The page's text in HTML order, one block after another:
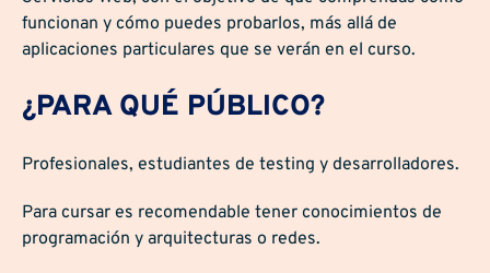
funcionan y cómo puedes probarlos, más allá de
aplicaciones particulares que se verán en el curso.
¿PARA QUÉ PÚBLICO?
Profesionales, estudiantes de testing y desarrolladores.
Para cursar es recomendable tener conocimientos de
programación y arquitecturas o redes.